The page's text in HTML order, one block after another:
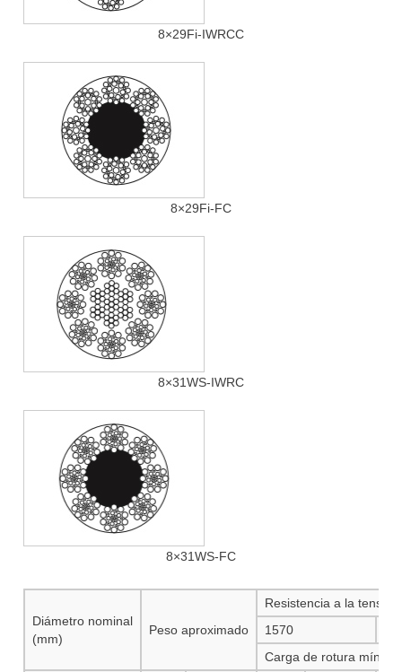
8×29Fi-IWRCC
8×29Fi-FC
8×31WS-IWRC
8×31WS-FC
Diámetro nominal
(mm)
Peso aproximado
Resistencia a la
1570
Carga de rotura mín.